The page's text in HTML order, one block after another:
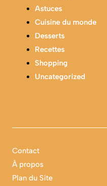
Astuces
Cuisine du monde
Desserts
Recettes
Shopping
Uncategorized
Contact
À propos
Plan du Site